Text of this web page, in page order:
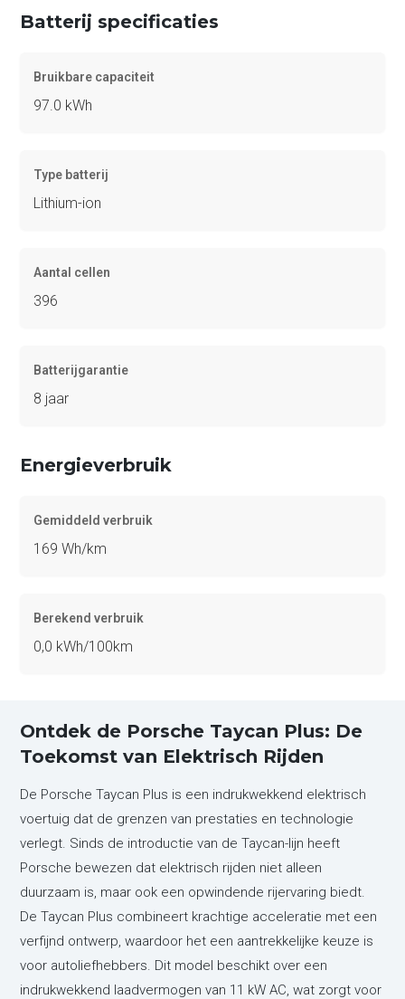
Batterij specificaties
Bruikbare capaciteit
97.0 kWh
Type batterij
Lithium-ion
Aantal cellen
396
Batterijgarantie
8 jaar
Energieverbruik
Gemiddeld verbruik
169 Wh/km
Berekend verbruik
0,0 kWh/100km
Ontdek de Porsche Taycan Plus: De
Toekomst van Elektrisch Rijden
De Porsche Taycan Plus is een indrukwekkend elektrisch
voertuig dat de grenzen van prestaties en technologie
verlegt. Sinds de introductie van de Taycan-lijn heeft
Porsche bewezen dat elektrisch rijden niet alleen
duurzaam is, maar ook een opwindende rijervaring biedt.
De Taycan Plus combineert krachtige acceleratie met een
verfijnd ontwerp, waardoor het een aantrekkelijke keuze is
voor autoliefhebbers. Dit model beschikt over een
indrukwekkend laadvermogen van 11 kW AC, wat zorgt voor